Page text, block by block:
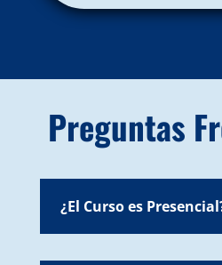
Preguntas
¿El Curso es